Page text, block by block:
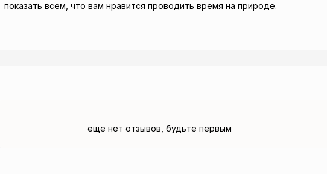
показать всем, что вам нравится проводить время на природе.
еще нет отзывов, будьте первым